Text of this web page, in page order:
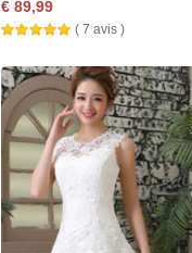
€ 89,99
( 7 avis )